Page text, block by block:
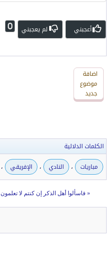
أعجبني لم يعجبني 0
اضافة
رد
جديد
اضافة
موضوع
جديد
الكلمات الدلالية
مباريات
، النادي ، الإفريقي ،
« فاسألوا أهل الذكر إن كنتم لا تعلمون